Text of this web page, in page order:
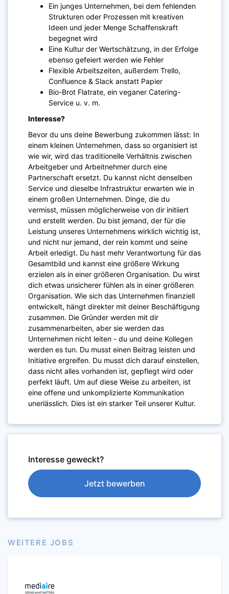
Ein junges Unternehmen, bei dem fehlenden
Strukturen oder Prozessen mit kreativen
Ideen und jeder Menge Schaffenskraft
begegnet wird
Eine Kultur der Wertschätzung, in der Erfolge
ebenso gefeiert werden wie Fehler
Flexible Arbeitszeiten, außerdem Trello,
Confluence & Slack anstatt Papier
Bio-Brot Flatrate, ein veganer Catering-
Service u. v. m.
Interesse?
Bevor du uns deine Bewerbung zukommen lässt: In
einem kleinen Unternehmen, dass so organisiert ist
wie wir, wird das traditionelle Verhältnis zwischen
Arbeitgeber und Arbeitnehmer durch eine
Partnerschaft ersetzt. Du kannst nicht denselben
Service und dieselbe Infrastruktur erwarten wie in
einem großen Unternehmen. Dinge, die du
vermisst, müssen möglicherweise von dir initiiert
und erstellt werden. Du bist jemand, der für die
Leistung unseres Unternehmens wirklich wichtig ist,
und nicht nur jemand, der rein kommt und seine
Arbeit erledigt. Du hast mehr Verantwortung für das
Gesamtbild und kannst eine größere Wirkung
erzielen als in einer größeren Organisation. Du wirst
dich etwas unsicherer fühlen als in einer größeren
Organisation. Wie sich das Unternehmen finanziell
entwickelt, hängt direkter mit deiner Beschäftigung
zusammen. Die Gründer werden mit dir
zusammenarbeiten, aber sie werden das
Unternehmen nicht leiten - du und deine Kollegen
werden es tun. Du musst einen Beitrag leisten und
Initiative ergreifen. Du musst dich darauf einstellen,
dass nicht alles vorhanden ist, gepflegt wird oder
perfekt läuft. Um auf diese Weise zu arbeiten, ist
eine offene und unkomplizierte Kommunikation
unerlässlich. Dies ist ein starker Teil unserer Kultur.
Interesse geweckt?
Jetzt bewerben
WEITERE JOBS